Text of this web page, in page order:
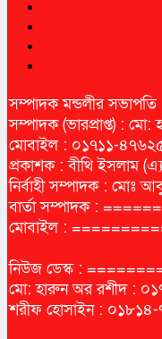
সম্পাদক মন্ডলীর
সম্পাদক (ভারপ্রাপ্ত) :
মোবাইল : ০১৭১১-
প্রকাশক : বীথি ইসলাম
নির্বাহী সম্পাদক : মোঃ
বার্তা সম্পাদক :
মোবাইল :
নিউজ ডেস্ক :
মো: হারুন অর রশীদ :
শরীফ হোসাইন :